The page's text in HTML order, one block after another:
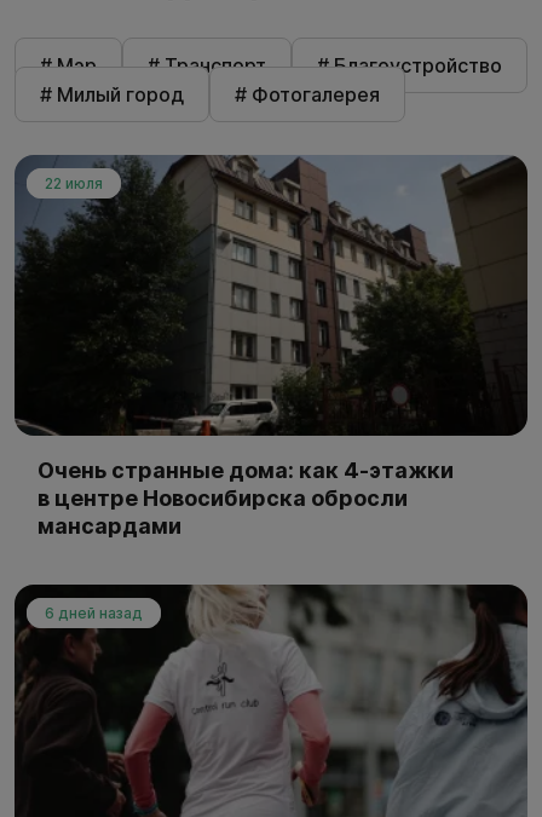
# Мэр # Транспорт
# Благоустройство
# Милый город
# Фотогалерея
22 июля
Очень странные дома: как 4-этажки
в центре Новосибирска обросли
мансардами
6 дней назад